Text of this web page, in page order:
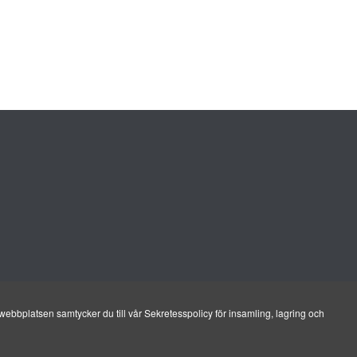
samtycker du till vår Sekretesspolicy för insamling, lagring och